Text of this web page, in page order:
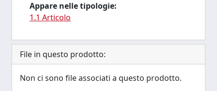
Appare nelle tipologie:
1.1 Articolo
File in questo prodotto:
Non ci sono file associati a questo prodotto.